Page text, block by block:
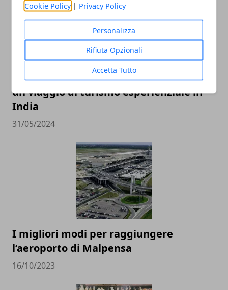
Cookie Policy | Privacy Policy
Personalizza
Rifiuta Opzionali
Accetta Tutto
Tutto quello che c'è da sapere per vivere
un viaggio di turismo esperienziale in
India
31/05/2024
I migliori modi per raggiungere
l’aeroporto di Malpensa
16/10/2023